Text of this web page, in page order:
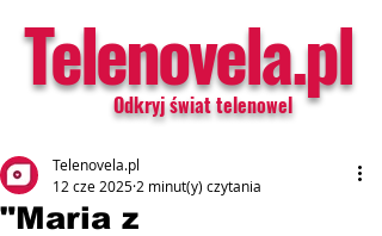
Telenovela.pl
Odkryj świat telenowel
"Maria z
Telenovela.pl
12 cze 2025 2 minut(y) czytania